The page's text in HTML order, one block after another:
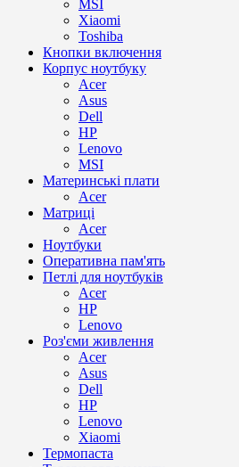
MSI
Xiaomi
Toshiba
Кнопки включення
Корпус ноутбуку
Acer
Asus
Dell
HP
Lenovo
MSI
Материнські плати
Acer
Матриці
Acer
Ноутбуки
Оперативна пам'ять
Петлі для ноутбуків
Acer
HP
Lenovo
Роз'єми живлення
Acer
Asus
Dell
HP
Lenovo
Xiaomi
Термопаста